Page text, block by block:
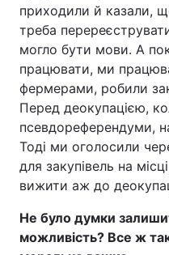
приходили й казали,
треба
могло бути мови. А
працювати, ми
фермерами, робили
Перед деокупацією,
псевдореферендуми,
Тоді ми оголосили
для закупівель на
вижити аж до
Не було думки
можливість? Все ж